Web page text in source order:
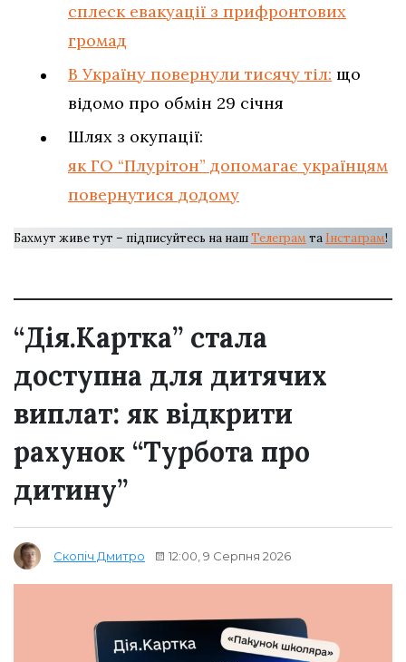
сплеск евакуації з прифронтових
громад
В Україну повернули тисячу тіл: що
відомо про обмін 29 січня
Шлях з окупації:
як ГО “Плурітон” допомагає українцям
повернутися додому
Бахмут живе тут – підписуйтесь на нашТелеграм та Інстаграм!
“Дія.Картка” стала
доступна для дитячих
виплат: як відкрити
рахунок “Турбота про
дитину”
Скопіч Дмитро 12:00, 9 Серпня 2026